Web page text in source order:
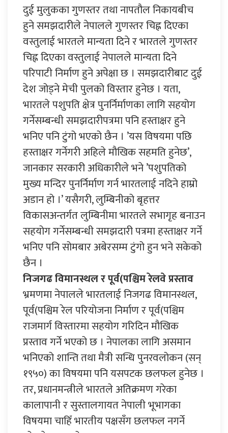
दुई मुलुकका गुणस्तर तथा नापतौल निकायबीच
हुने समझदारीले नेपालले गुणस्तर चिह्न दिएका
वस्तुलाई भारतले मान्यता दिने र भारतले गुणस्तर
चिह्न दिएका वस्तुलाई नेपालले मान्यता दिने
परिपाटी निर्माण हुने अपेक्षा छ । समझदारीबाट दुई
देश जोड्ने मेची पुलको विस्तार हुनेछ । यता,
भारतले पशुपति क्षेत्र पुनर्निर्माणका लागि सहयोग
गर्नेसम्बन्धी समझदारीपत्रमा पनि हस्ताक्षर हुने
भनिए पनि टुंगो भएको छैन । ’यस विषयमा पछि
हस्ताक्षर गर्नेगरी अहिले मौखिक सहमति हुनेछ’,
जानकार सरकारी अधिकारीले भने ’पशुपतिको
मुख्य मन्दिर पुनर्निर्माण गर्न भारतलाई नदिने हाम्रो
अडान हो ।’ यसैगरी, लुम्बिनीको बृहत्तर
विकासअन्तर्गत लुम्बिनीमा भारतले सभागृह बनाउन
सहयोग गर्नेसम्बन्धी समझदारी पत्रमा हस्ताक्षर गर्ने
भनिए पनि सोमबार अबेरसम्म टुंगो हुन भने सकेको
छैन ।
निजगढ विमानस्थल र पूर्व(पश्चिम रेलवे प्रस्ताव
भ्रमणमा नेपालले भारतलाई निजगढ विमानस्थल,
पूर्व(पश्चिम रेल परियोजना निर्माण र पूर्व(पश्चिम
राजमार्ग विस्तारमा सहयोग गरिदिन मौखिक
प्रस्ताव गर्ने भएको छ । नेपालका लागि असमान
भनिएको शान्ति तथा मैत्री सन्धि पुनरवलोकन (सन्
१९५०) का विषयमा पनि यसपटक छलफल हुनेछ ।
तर, प्रधानमन्त्रीले भारतले अतिक्रमण गरेका
कालापानी र सुस्तालगायत नेपाली भूभागका
विषयमा चाहिँ भारतीय पक्षसँग छलफल नगर्ने